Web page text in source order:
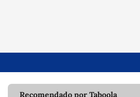
Recomendado por Taboola